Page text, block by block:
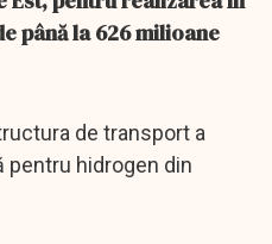
până la 626 milioane
de transport a
pentru hidrogen din